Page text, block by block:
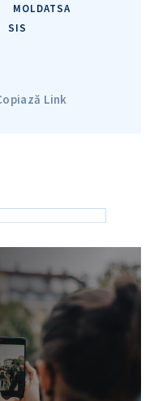
MOLDATSA
SIS
Link